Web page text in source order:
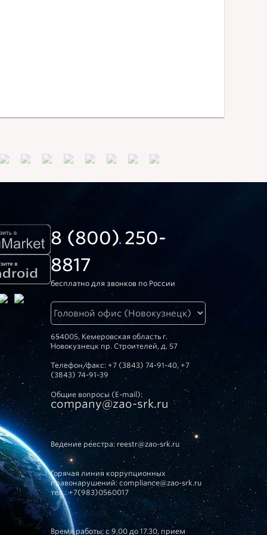
8 (800) 250-
8817
бесплатно для звонков по России
654005, Кемеровская область г.
Новокузнецк пр. Строителей, д. 57
Телефон/факс: +7 (3843) 74-91-40, +7
(3843) 74-91-39
Общие вопросы (E-mail):
company@zao-srk.ru
Ведение реестра:reestr@zao-srk.ru
Горячая линия коррупционных
правонарушений:compliance@zao-srk.ru
тел.:+7(983)0560017
Время работы: с 9.00 до 17.30, прием